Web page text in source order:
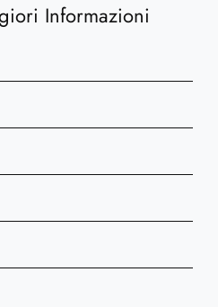
Informazioni